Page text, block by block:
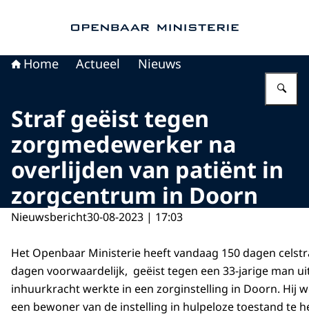
Home Actueel Nieuws
Straf geëist tegen
zorgmedewerker na
overlijden van patiënt in
zorgcentrum in Doorn
Nieuwsbericht30-08-2023 | 17:03
Het Openbaar Ministerie heeft vandaag 150 dagen
dagen voorwaardelijk, geëist tegen een 33-jarige man
inhuurkracht werkte in een zorginstelling in Doorn. Hij
een bewoner van de instelling in hulpeloze toestand te